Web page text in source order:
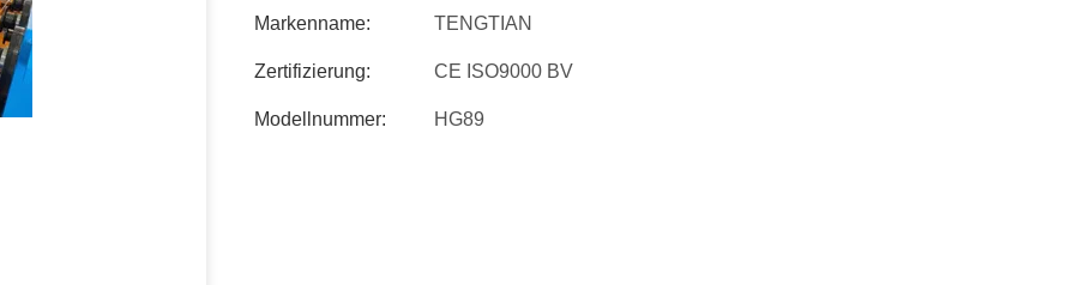
Markenname: TENGTIAN
Zertifizierung: CE ISO9000 BV
Modellnummer: HG89